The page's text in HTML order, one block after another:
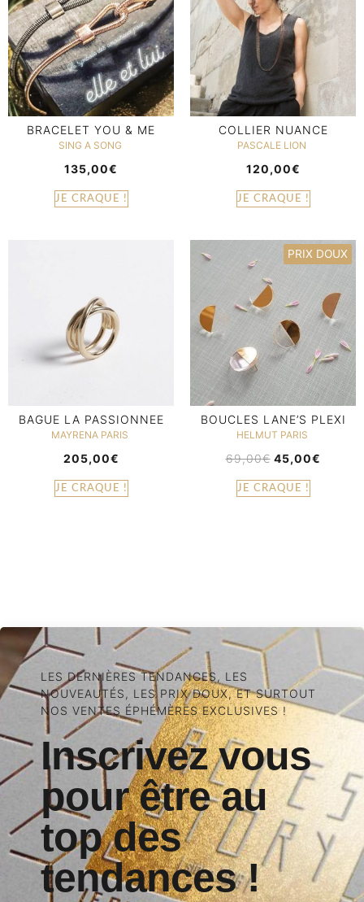
BRACELET YOU & ME
SING A SONG
135,00€
JE CRAQUE !
COLLIER NUANCE
PASCALE LION
120,00€
JE CRAQUE !
BAGUE LA PASSIONNEE
MAYRENA PARIS
205,00€
JE CRAQUE !
PRIX DOUX
BOUCLES LANE’S PLEXI
HELMUT PARIS
69,00€ 45,00€
JE CRAQUE !
LES DERNIÈRES TENDANCES, LES
NOUVEAUTÉS, LES PRIX DOUX, ET SURTOUT
NOS VENTES ÉPHÉMÈRES EXCLUSIVES !
Inscrivez vous
pour être au
top des
tendances !